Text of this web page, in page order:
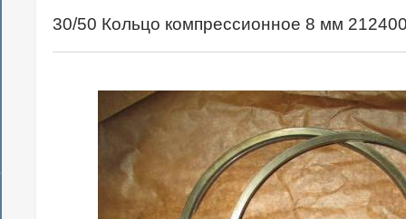
30/50 Кольцо компрессионное 8 мм